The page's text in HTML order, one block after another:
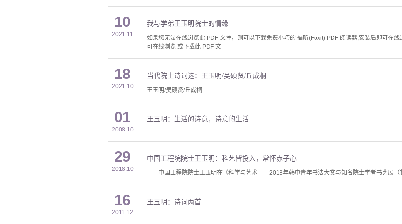
10
2021.11
我与学弟王玉明院士的情缘
如果您无法在线浏览此 PDF 文件，则可以下载免费小巧的 福昕(Foxit) PDF 阅读器,安装后即可在
可在线浏览 或下载此 PDF 文
18
2021.10
当代院士诗词选：王玉明/吴硕贤/丘成桐
王玉明/吴硕贤/丘成桐
01
2008.10
王玉明：生活的诗意，诗意的生活
29
2018.10
中国工程院院士王玉明：科艺皆投入，常怀赤子心
——中国工程院院士王玉明在《科学与艺术——2018年韩中青年书法大赏与知名院士学者书艺展（
16
2011.12
王玉明：诗词两首